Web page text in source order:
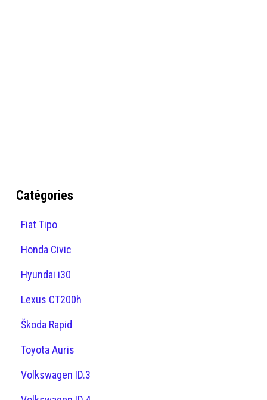
Catégories
Fiat Tipo
Honda Civic
Hyundai i30
Lexus CT200h
Škoda Rapid
Toyota Auris
Volkswagen ID.3